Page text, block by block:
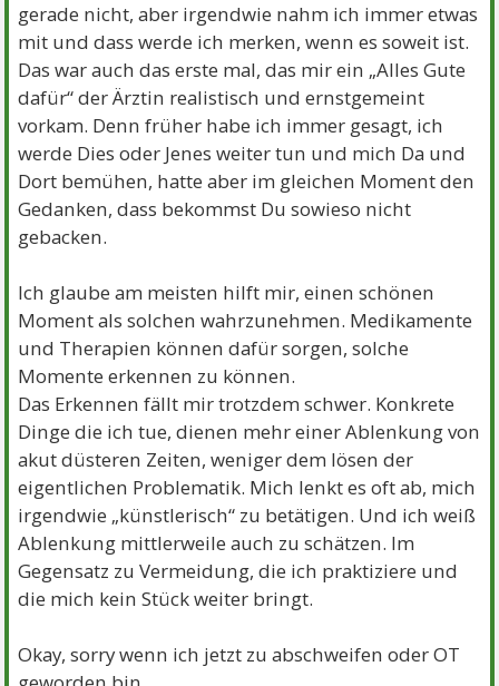
gerade nicht, aber irgendwie nahm ich immer etwas
mit und dass werde ich merken, wenn es soweit ist.
Das war auch das erste mal, das mir ein „Alles Gute
dafür“ der Ärztin realistisch und ernstgemeint
vorkam. Denn früher habe ich immer gesagt, ich
werde Dies oder Jenes weiter tun und mich Da und
Dort bemühen, hatte aber im gleichen Moment den
Gedanken, dass bekommst Du sowieso nicht
gebacken.
Ich glaube am meisten hilft mir, einen schönen
Moment als solchen wahrzunehmen. Medikamente
und Therapien können dafür sorgen, solche
Momente erkennen zu können.
Das Erkennen fällt mir trotzdem schwer. Konkrete
Dinge die ich tue, dienen mehr einer Ablenkung von
akut düsteren Zeiten, weniger dem lösen der
eigentlichen Problematik. Mich lenkt es oft ab, mich
irgendwie „künstlerisch“ zu betätigen. Und ich weiß
Ablenkung mittlerweile auch zu schätzen. Im
Gegensatz zu Vermeidung, die ich praktiziere und
die mich kein Stück weiter bringt.
Okay, sorry wenn ich jetzt zu abschweifen oder OT